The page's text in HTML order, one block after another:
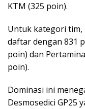
KTM (325 poin).
Untuk kategori tim,
daftar dengan 831
poin) dan
poin).
Dominasi ini
Desmosedici